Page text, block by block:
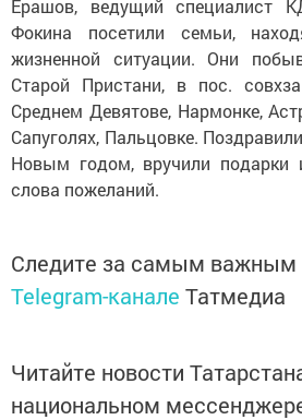
Ерашов, ведущий специалист
Фокина посетили семьи,
жизненной ситуации. Они
Старой Пристани, в пос.
Среднем Девятове, Нармонке,
Сапуголях, Пальцовке.
Новым годом, вручили подарки
слова пожеланий.
Следите за самым важным
Telegram-канале Татмедиа
Читайте новости
национальном